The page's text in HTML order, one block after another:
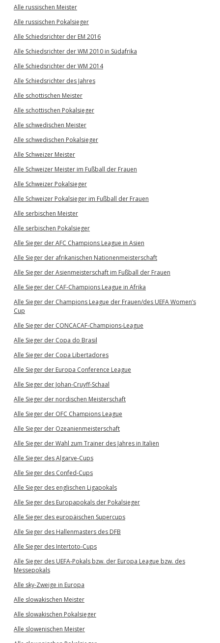
Alle russischen Meister
Alle russischen Pokalsieger
Alle Schiedsrichter der EM 2016
Alle Schiedsrichter der WM 2010 in Südafrika
Alle Schiedsrichter der WM 2014
Alle Schiedsrichter des Jahres
Alle schottischen Meister
Alle schottischen Pokalsieger
Alle schwedischen Meister
Alle schwedischen Pokalsieger
Alle Schweizer Meister
Alle Schweizer Meister im Fußball der Frauen
Alle Schweizer Pokalsieger
Alle Schweizer Pokalsieger im Fußball der Frauen
Alle serbischen Meister
Alle serbischen Pokalsieger
Alle Sieger der AFC Champions League in Asien
Alle Sieger der afrikanischen Nationenmeisterschaft
Alle Sieger der Asienmeisterschaft im Fußball der Frauen
Alle Sieger der CAF-Champions League in Afrika
Alle Sieger der Champions League der Frauen/des UEFA Women’s
Cup
Alle Sieger der CONCACAF-Champions-League
Alle Sieger der Copa do Brasil
Alle Sieger der Copa Libertadores
Alle Sieger der Europa Conference League
Alle Sieger der Johan-Cruyff-Schaal
Alle Sieger der nordischen Meisterschaft
Alle Sieger der OFC Champions League
Alle Sieger der Ozeanienmeisterschaft
Alle Sieger der Wahl zum Trainer des Jahres in Italien
Alle Sieger des Algarve-Cups
Alle Sieger des Confed-Cups
Alle Sieger des englischen Ligapokals
Alle Sieger des Europapokals der Pokalsieger
Alle Sieger des europäischen Supercups
Alle Sieger des Hallenmasters des DFB
Alle Sieger des Intertoto-Cups
Alle Sieger des UEFA-Pokals bzw. der Europa League bzw. des
Messepokals
Alle sky-Zweige in Europa
Alle slowakischen Meister
Alle slowakischen Pokalsieger
Alle slowenischen Meister